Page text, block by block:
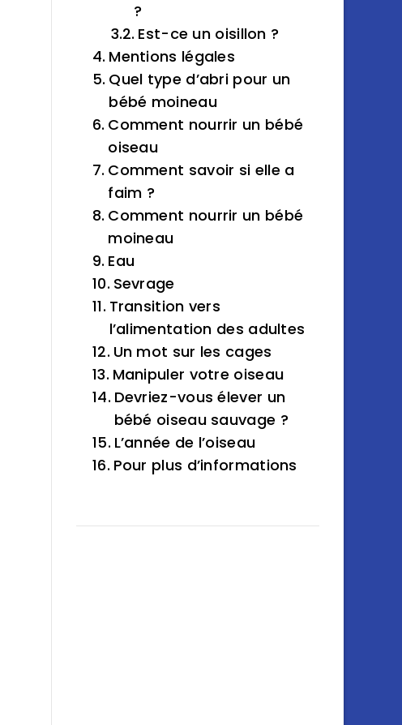
?
Est-ce un oisillon ?
Mentions légales
Quel type d’abri pour un
bébé moineau
Comment nourrir un bébé
oiseau
Comment savoir si elle a
faim ?
Comment nourrir un bébé
moineau
Eau
Sevrage
Transition vers
l’alimentation des adultes
Un mot sur les cages
Manipuler votre oiseau
Devriez-vous élever un
bébé oiseau sauvage ?
L’année de l’oiseau
Pour plus d’informations